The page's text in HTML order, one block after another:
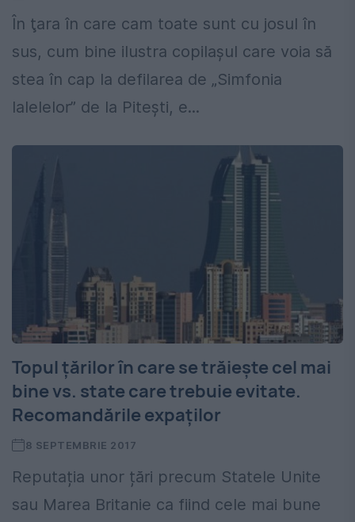
În ţara în care cam toate sunt cu josul în
sus, cum bine ilustra copilaşul care voia să
stea în cap la defilarea de „Simfonia
lalelelor” de la Piteşti, e...
Topul țărilor în care se trăiește cel mai
bine vs. state care trebuie evitate.
Recomandările expaților
8 SEPTEMBRIE 2017
Reputația unor țări precum Statele Unite
sau Marea Britanie ca fiind cele mai bune